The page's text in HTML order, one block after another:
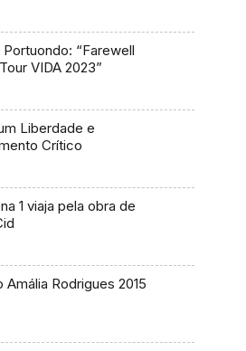
Portuondo: “Farewell
VIDA 2023”
Liberdade e
Crítico
1 viaja pela obra de
Amália Rodrigues 2015